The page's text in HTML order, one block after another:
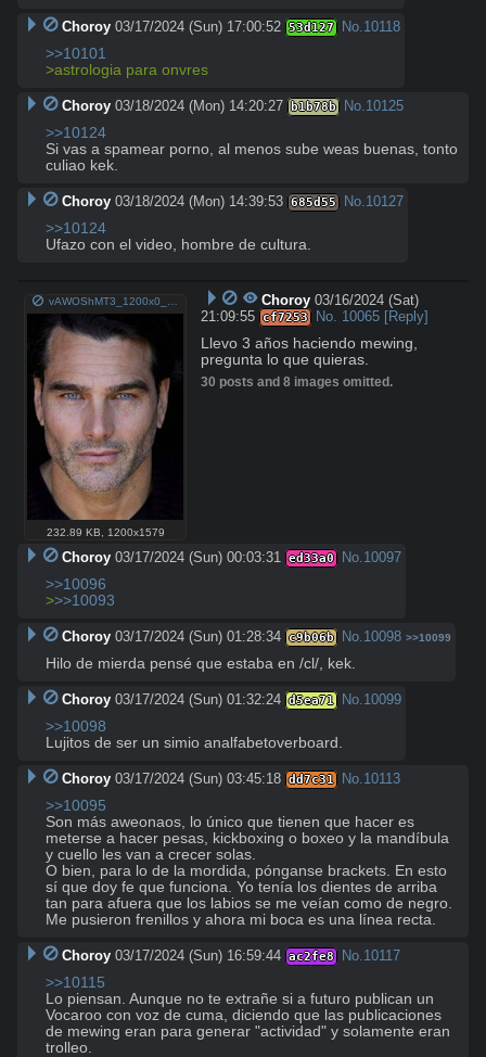
Choroy 03/17/2024 (Sun) 17:00:52 53d127 No. 10118
>>10101
>astrologia para onvres
Choroy 03/18/2024 (Mon) 14:20:27 b1b78b No. 10125
>>10124
Si vas a spamear porno, al menos sube weas buenas, tonto
culiao kek.
Choroy 03/18/2024 (Mon) 14:39:53 685d55 No. 10127
>>10124
Ufazo con el video, hombre de cultura.
232.89 KB 1200x1579
Choroy 03/16/2024 (Sat)
21:09:55 cf7253 No. 10065 [Reply]
Llevo 3 años haciendo mewing,
pregunta lo que quieras.
30 posts and 8 images omitted.
Choroy 03/17/2024 (Sun) 00:03:31 ed33a0 No.10097
>>10096
>>>10093
Choroy 03/17/2024 (Sun) 01:28:34 c9b06b No.10098 >>10099
Hilo de mierda pensé que estaba en /cl/, kek.
Choroy 03/17/2024 (Sun) 01:32:24 d5ea71 No.10099
>>10098
Lujitos de ser un simio analfabetoverboard.
Choroy 03/17/2024 (Sun) 03:45:18 dd7c31 No.10113
>>10095
Son más aweonaos, lo único que tienen que hacer es
meterse a hacer pesas, kickboxing o boxeo y la mandíbula
y cuello les van a crecer solas.
O bien, para lo de la mordida, pónganse brackets. En esto
sí que doy fe que funciona. Yo tenía los dientes de arriba
tan para afuera que los labios se me veían como de negro.
Me pusieron frenillos y ahora mi boca es una línea recta.
Choroy 03/17/2024 (Sun) 16:59:44 ac2fe8 No.10117
>>10115
Lo piensan. Aunque no te extrañe si a futuro publican un
Vocaroo con voz de cuma, diciendo que las publicaciones
de mewing eran para generar "actividad" y solamente eran
trolleo.